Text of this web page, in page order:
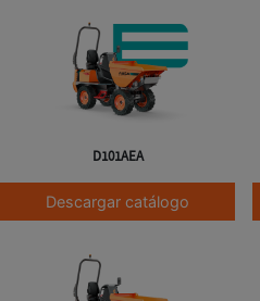
D101AEA
Descargar catálogo